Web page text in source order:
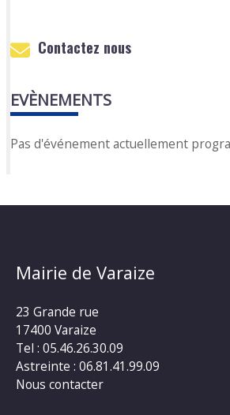
Contactez nous
EVÈNEMENTS
Pas d'événement actuellement
Mairie de Varaize
23 Grande rue
17400 Varaize
Tel : 05.46.26.30.09
Astreinte : 06.81.41.99.09
Nous contacter